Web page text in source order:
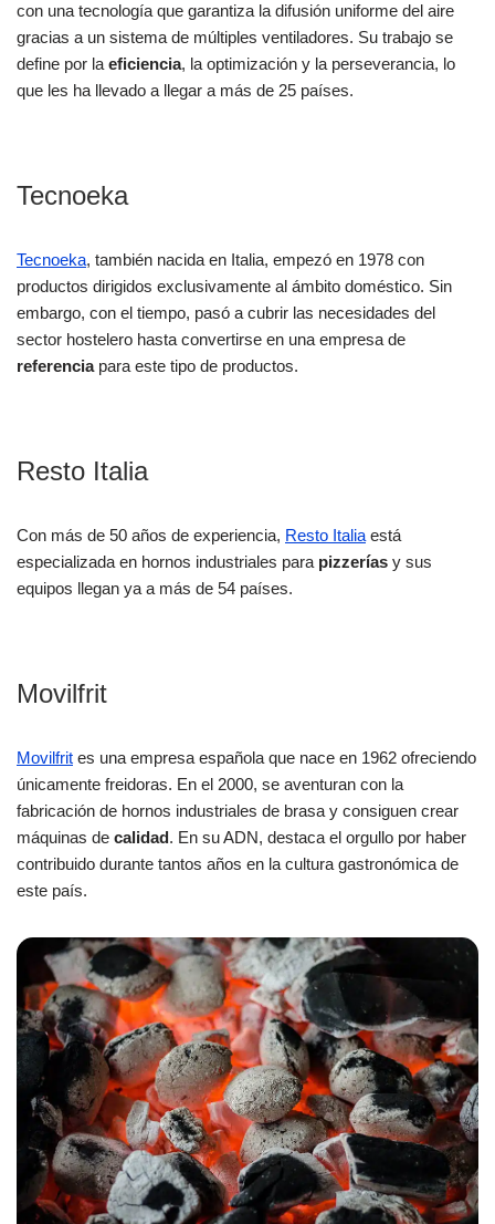
con una tecnología que garantiza la difusión uniforme del aire
gracias a un sistema de múltiples ventiladores. Su trabajo se
define por la eficiencia, la optimización y la perseverancia, lo
que les ha llevado a llegar a más de 25 países.
Tecnoeka
Tecnoeka, también nacida en Italia, empezó en 1978 con
productos dirigidos exclusivamente al ámbito doméstico. Sin
embargo, con el tiempo, pasó a cubrir las necesidades del
sector hostelero hasta convertirse en una empresa de
referenciapara este tipo de productos.
Resto Italia
Con más de 50 años de experiencia, Resto Italia está
especializada en hornos industriales para pizzerías y sus
equipos llegan ya a más de 54 países.
Movilfrit
Movilfrit es una empresa española que nace en 1962 ofreciendo
únicamente freidoras. En el 2000, se aventuran con la
fabricación de hornos industriales de brasa y consiguen crear
máquinas de calidad. En su ADN, destaca el orgullo por haber
contribuido durante tantos años en la cultura gastronómica de
este país.